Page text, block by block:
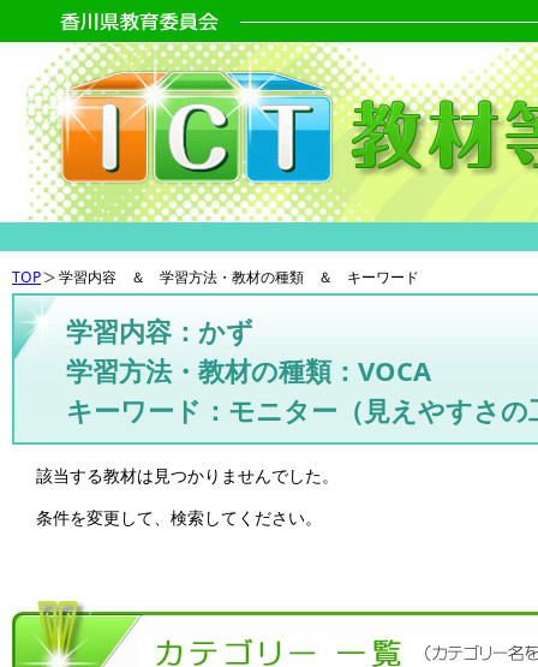
TOP 学習内容 ＆ 学習方法・教材の種類 ＆ キーワード
学習内容：かず
学習方法・教材の種類：VOCA
キーワード：モニター（見えやすさの
該当する教材は見つかりませんでした。
条件を変更して、検索してください。